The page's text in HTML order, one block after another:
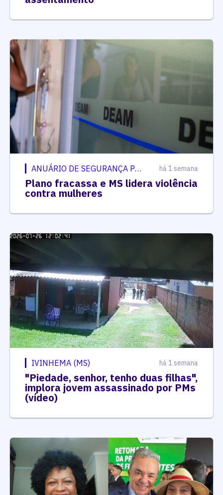
ANUÁRIO DE SEGURANÇA PÚBLICA há 1 semana
Plano fracassa e MS lidera violência
contra mulheres
IVINHEMA (MS) há 1 semana
"Piedade, senhor, tenho duas filhas",
implora jovem assassinado por PMs
(vídeo)